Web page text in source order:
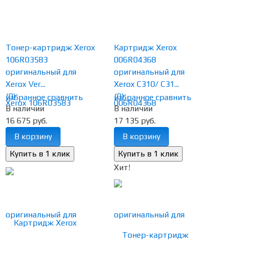
избранное сравнить
Тонер-картридж Xerox
106R03583
оригинальный для
Xerox Ver...
(0)
В наличии
16 675 руб.
В корзину
избранное сравнить
Картридж Xerox
006R04368
оригинальный для
Xerox C310/ C31...
(0)
В наличии
17 135 руб.
В корзину
Хит!